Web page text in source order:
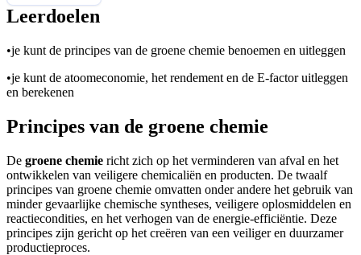
Leerdoelen
•je kunt de principes van de groene chemie benoemen en uitleggen
•je kunt de atoomeconomie, het rendement en de E-factor uitleggen
en berekenen
Principes van de groene chemie
De groene chemie richt zich op het verminderen van afval en het
ontwikkelen van veiligere chemicaliën en producten. De twaalf
principes van groene chemie omvatten onder andere het gebruik van
minder gevaarlijke chemische syntheses, veiligere oplosmiddelen en
reactiecondities, en het verhogen van de energie-efficiëntie. Deze
principes zijn gericht op het creëren van een veiliger en duurzamer
productieproces.